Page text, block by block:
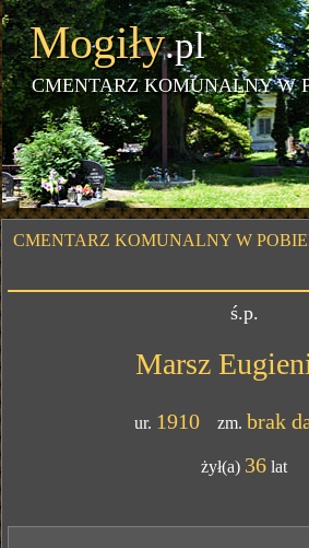
Mogiły.pl
CMENTARZ KOMUNALNY W
CMENTARZ KOMUNALNY W
ś.p.
Marsz
ur. 1910zm. brak
żył(a) 36 lat